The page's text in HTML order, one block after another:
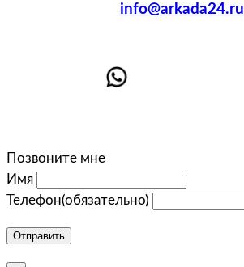
info@arkada24.ru
Позвоните мне
Имя
Телефон(обязательно)
Отправить